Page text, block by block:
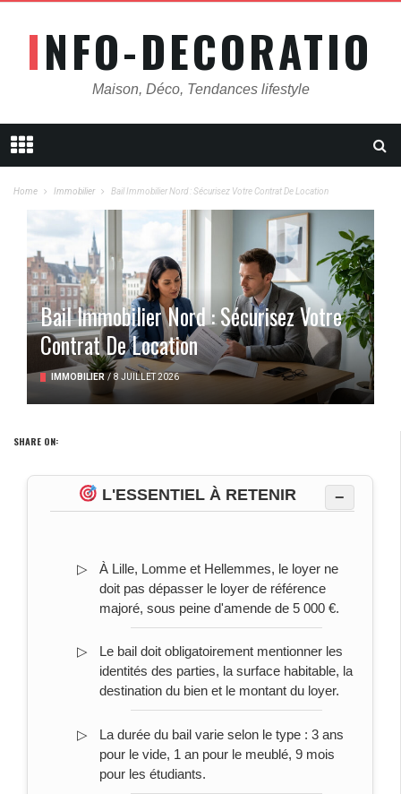
INFO-DECORATION
Maison, Déco, Tendances lifestyle
Home Immobilier Bail Immobilier Nord : Sécurisez Votre Contrat De Location
Bail Immobilier Nord : Sécurisez Votre
Contrat De Location
IMMOBILIER / 8 JUILLET 2026
SHARE ON:
L'ESSENTIEL À RETENIR −
À Lille, Lomme et Hellemmes, le loyer ne
doit pas dépasser le loyer de référence
majoré, sous peine d'amende de 5 000 €.
Le bail doit obligatoirement mentionner les
identités des parties, la surface habitable, la
destination du bien et le montant du loyer.
La durée du bail varie selon le type : 3 ans
pour le vide, 1 an pour le meublé, 9 mois
pour les étudiants.